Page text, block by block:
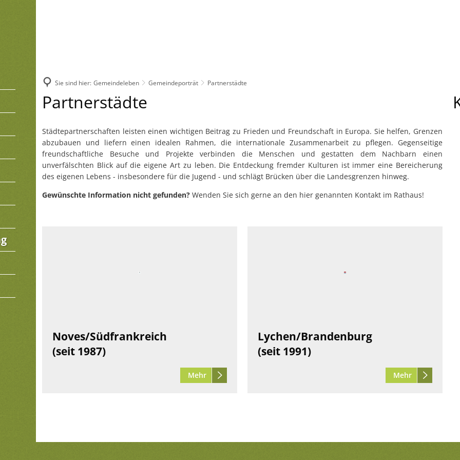
Sie sind hier: Gemeindeleben Gemeindeporträt Partnerstädte
Partnerstädte
Partnerstädte
Städtepartnerschaften leisten einen wichtigen Beitrag zu Frieden und Freundschaft in Europa. Sie helfen, Grenzen
abzubauen und liefern einen idealen Rahmen, die internationale Zusammenarbeit zu pflegen. Gegenseitige
freundschaftliche Besuche und Projekte verbinden die Menschen und gestatten dem Nachbarn einen
unverfälschten Blick auf die eigene Art zu leben. Die Entdeckung fremder Kulturen ist immer eine Bereicherung
des eigenen Lebens - insbesondere für die Jugend - und schlägt Brücken über die Landesgrenzen hinweg.
Gewünschte Information nicht gefunden? Wenden Sie sich gerne an den hier genannten Kontakt im Rathaus!
Noves/Südfrankreich
(seit 1987)
Mehr
Lychen/Brandenburg
(seit 1991)
Mehr